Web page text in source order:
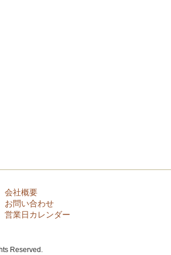
会社概要
お問い合わせ
営業日カレンダー
Reserved.